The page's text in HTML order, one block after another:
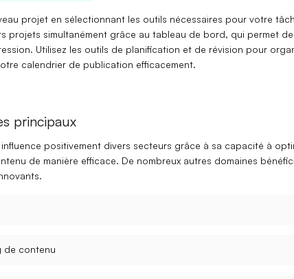
projet en sélectionnant les outils nécessaires pour votre
projets simultanémentgrâce au tableau de bord, qui permet de
Utilisez les outils de planification et de révision pour
calendrier de publication efficacement.
principaux
positivement divers secteurs grâce à sa capacité à
de manière efficace. De nombreux autres domaines
de contenu